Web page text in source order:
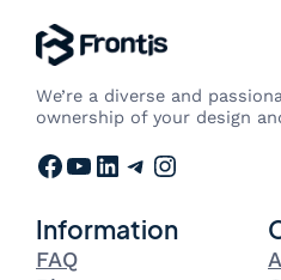
We’re a diverse and
ownership of your design
Facebook YouTube LinkedIn Telegram Instagram
Information
FAQ